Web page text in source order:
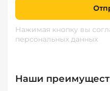
Нажимая кнопку вы
персональных данных
Наши